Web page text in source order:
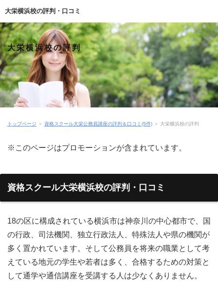
大栄横浜校の評判・口コミ
大栄横浜校の評判
トップページ ＞ 資格スクール大栄公務員講座の評判＆口コミ(5件) ＞ 大栄横浜校の評判
※このページはプロモーションが含まれています。
資格スクール大栄横浜校の評判・口コミ
18の区に構成されている横浜市は神奈川の中心都市で、国
の行政、司法機関、独立行政法人、特殊法人や県の機関が
多く置かれています。そして公務員を将来の職業として考
えている地元の学生や若者は多く、合格するための対策と
して通学や通信講座を受講する人は少なくありません。